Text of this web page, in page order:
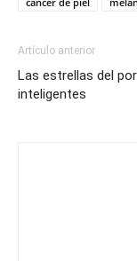
Artículo anterior
Las estrellas del
inteligentes